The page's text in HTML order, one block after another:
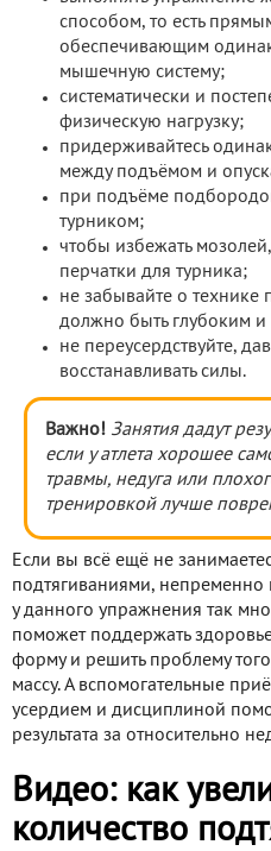
способом, то есть
обеспечивающим
мышечную систему;
систематически и
физическую нагрузку;
придерживайтесь
между подъёмом и
при подъёме
турником;
чтобы избежать
перчатки для турника;
не забывайте о технике
должно быть глубоким
не переусердствуйте,
восстанавливать силы.
Важно! Занятия дадут
если у атлета хорошее
травмы, недуга или
тренировкой лучше
Если вы всё ещё не
подтягиваниями, непременно
у данного упражнения так
поможет поддержать
форму и решить проблему
массу. А вспомогательные
усердием и дисциплиной
результата за относительно
Видео: как
количество